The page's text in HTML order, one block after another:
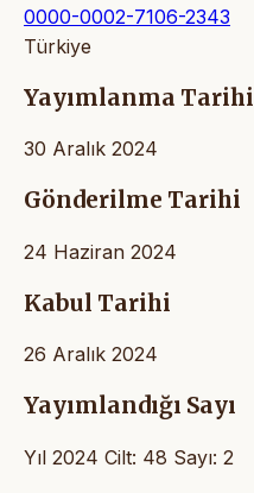
0000-0002-7106-2343
Türkiye
Yayımlanma Tarihi
30 Aralık 2024
Gönderilme Tarihi
24 Haziran 2024
Kabul Tarihi
26 Aralık 2024
Yayımlandığı Sayı
Yıl 2024 Cilt: 48 Sayı: 2